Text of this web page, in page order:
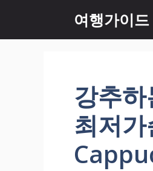
츠
여행가이드
강추
최저